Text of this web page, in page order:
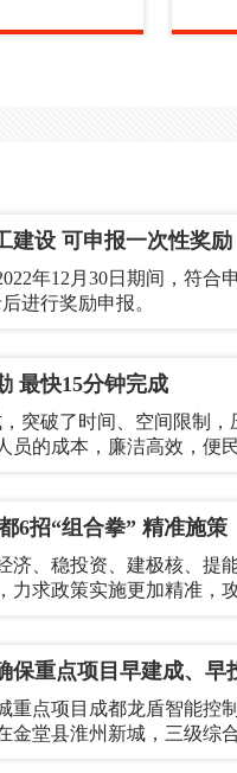
建设 可申报一次性奖励
年12月30日期间，符合
进行奖励申报。
最快15分钟完成
突破了时间、空间限制
员的成本，廉洁高效，便民
6招“组合拳” 精准施策
济、稳投资、建极核、提
力求政策实施更加精准，
保重点项目早建成、早
重点项目成都龙盾智能控
金堂县淮州新城，三级